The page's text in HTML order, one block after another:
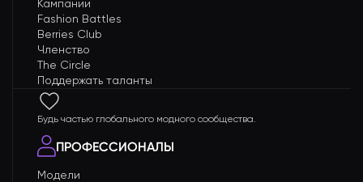
Кампании
Fashion Battles
Berries Club
Членство
The Circle
Поддержать таланты
Будь частью глобального модного сообщества.
ПРОФЕССИОНАЛЫ
Модели